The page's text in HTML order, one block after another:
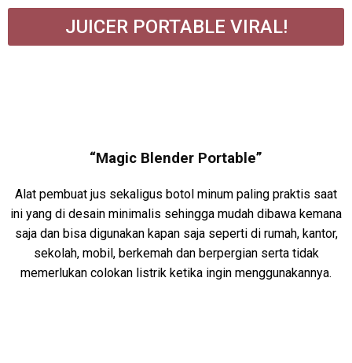
JUICER PORTABLE VIRAL!
“Magic Blender Portable”
Alat pembuat jus sekaligus botol minum paling praktis saat
ini yang di desain minimalis sehingga mudah dibawa kemana
saja dan bisa digunakan kapan saja seperti di rumah, kantor,
sekolah, mobil, berkemah dan berpergian serta tidak
memerlukan colokan listrik ketika ingin menggunakannya.